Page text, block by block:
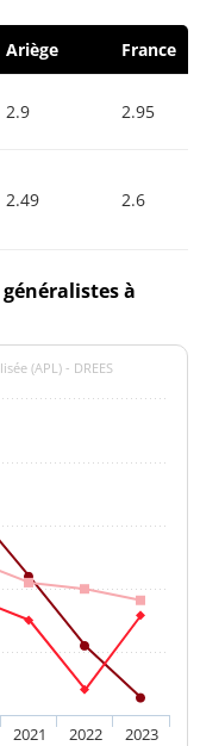
Ariège France
2.9 2.95
2.49 2.6
à
(APL) - DREES
2021 2022 2023